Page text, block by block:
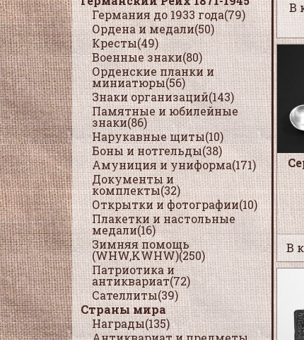
Германия до 1933 года(79)
Ордена и медали(50)
Кресты(49)
Военные знаки(80)
Орденские планки и
миниатюры(56)
Знаки организаций(143)
Памятные и юбилейные
знаки(86)
Нарукавные щиты(10)
Боны и нотгельды(38)
Амуниция и униформа(171)
Документы и
комплекты(32)
Открытки и фотографии(10)
Плакетки и настольные
медали(16)
Зимняя помощь
(WHW,KWHW)(250)
Патриотика и
антиквариат(72)
Сателлиты(39)
Страны мира
Награды(135)
В
В